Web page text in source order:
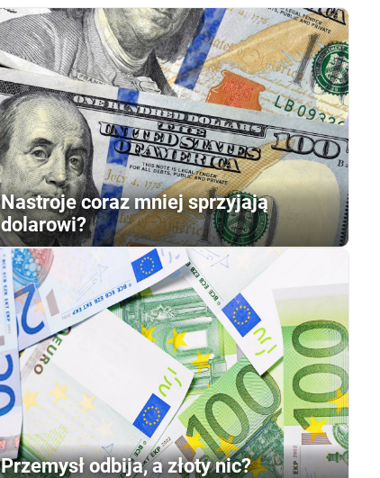
Nastroje coraz mniej sprzyjają
dolarowi?
Przemysł odbija, a złoty nic?